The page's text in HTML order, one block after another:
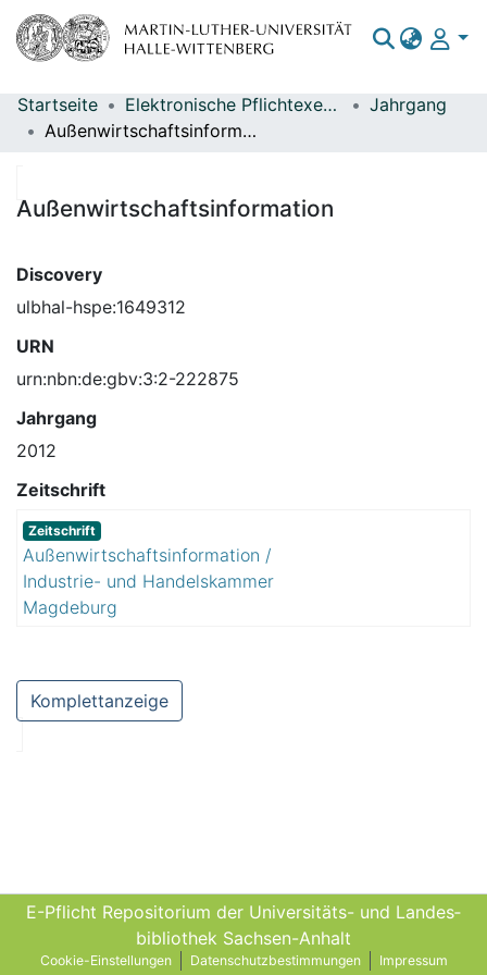
Bereiche & Sammlungen
Statistiken
Startseite Elektronische Pflichtexemplare
Jahrgang
Außenwirtschaftsinformation
Außenwirtschaftsinformation
Discovery
ulbhal-hspe:1649312
URN
urn:nbn:de:gbv:3:2-222875
Jahrgang
2012
Zeitschrift
Zeitschrift
Außenwirtschaftsinformation /
Industrie- und Handelskammer
Magdeburg
Komplettanzeige
E-Pflicht Repositorium der Universitäts- und Landes­
bibliothek Sachsen-Anhalt
Cookie-Einstellungen Datenschutzbestimmungen Impressum